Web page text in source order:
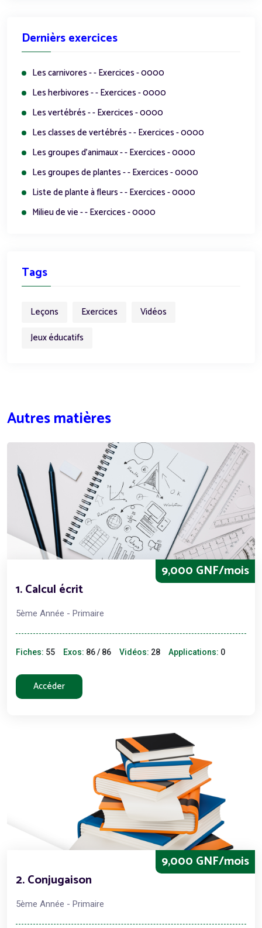
Dernièrs exercices
Les carnivores - - Exercices - 0000
Les herbivores - - Exercices - 0000
Les vertébrés - - Exercices - 0000
Les classes de vertébrés - - Exercices - 0000
Les groupes d'animaux - - Exercices - 0000
Les groupes de plantes - - Exercices - 0000
Liste de plante à fleurs - - Exercices - 0000
Milieu de vie - - Exercices - 0000
Tags
Leçons Exercices
Vidéos
Jeux éducatifs
Autres matières
9,000 GNF/mois
1. Calcul écrit
5ème Année - Primaire
Fiches: 55 Exos: 86 / 86 Vidéos: 28 Applications: 0
Accéder
9,000 GNF/mois
2. Conjugaison
5ème Année - Primaire